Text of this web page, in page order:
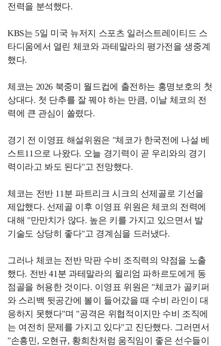
전력을 분석했다.
KBS는 5일 미국 뉴저지 스포츠 일러스트레이티드 스
타디움에서 열린 체코와 과테말라의 평가전을 생중계
했다.
체코는 2026 북중미 월드컵에 출전하는 홍명보호의 첫
상대다. 첫 단추를 잘 꿰야 하는 만큼, 이날 체코의 전
력에 큰 관심이 쏠렸다.
경기 전 이영표 해설위원은 "체코가 한국전에 나설 베
스트11으로 나왔다. 오늘 경기력이 곧 우리와의 경기
력이라고 봐도 된다"고 전망했다.
체코는 전반 11분 파트리크 시크의 선제골로 기선을
제압했다. 선제골 이후 이영표 위원은 체코의 전력에
대해 "만만치가 않다. 높은 키를 가지고 있으면서 발
기술도 상당히 좋다"고 경계심을 드러냈다.
그러나 체코는 전반 막판 수비 조직력의 약점을 노출
했다. 전반 41분 과테말라의 윌리엄 파하르도에게 동
점골을 허용한 것이다. 이영표 위원은 "체코가 골키퍼
와 스리백 뒷공간에 볼이 들어갔을 때 수비 라인이 대
응하지 못했다"며 "공격은 위협적이지만 수비 조직에
는 여전히 문제를 가지고 있다"고 진단했다. 그러면서
"손흥민, 오현규, 황희찬처럼 움직임이 좋은 선수들이